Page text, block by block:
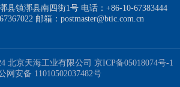
县镇漷县南四街1号 电话：+86-10-67383444
邮箱：postmaster@btic.com.cn
北京天海工业有限公司 京ICP备05018074号-1
网安备 11010502037482号